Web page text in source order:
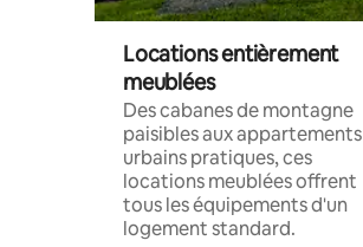
Locations entièrement
meublées
Des cabanes de montagne
paisibles aux appartements
urbains pratiques, ces
locations meublées offrent
tous les équipements d'un
logement standard.